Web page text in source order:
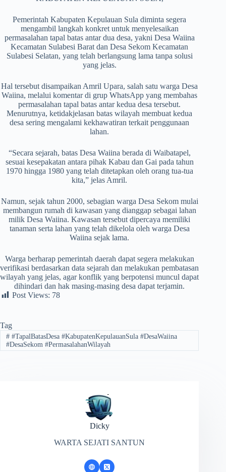
Pemerintah Kabupaten Kepulauan Sula diminta segera
mengambil langkah konkret untuk menyelesaikan
permasalahan tapal batas antar dua desa, yakni Desa Waiina
Kecamatan Sulabesi Barat dan Desa Sekom Kecamatan
Sulabesi Selatan, yang telah berlangsung lama tanpa solusi
yang jelas.
Hal tersebut disampaikan Amril Upara, salah satu warga Desa
Waiina, melalui komentar di grup WhatsApp yang membahas
permasalahan tapal batas antar kedua desa tersebut.
Menurutnya, ketidakjelasan batas wilayah membuat kedua
desa sering mengalami kekhawatiran terkait penggunaan
lahan.
“Secara sejarah, batas Desa Waiina berada di Waibatapel,
sesuai kesepakatan antara pihak Kabau dan Gai pada tahun
1970 hingga 1980 yang telah ditetapkan oleh orang tua-tua
kita,” jelas Amril.
Namun, sejak tahun 2000, sebagian warga Desa Sekom mulai
membangun rumah di kawasan yang dianggap sebagai lahan
milik Desa Waiina. Kawasan tersebut dipercaya memiliki
tanaman serta lahan yang telah dikelola oleh warga Desa
Waiina sejak lama.
Warga berharap pemerintah daerah dapat segera melakukan
verifikasi berdasarkan data sejarah dan melakukan pembatasan
wilayah yang jelas, agar konflik yang berpotensi muncul dapat
dihindari dan hak masing-masing desa dapat terjamin.
Post Views: 78
Tag
##TapalBatasDesa ​#KabupatenKepulauanSula ​#DesaWaiina ​
#DesaSekom ​#PermasalahanWilayah
Dicky
WARTA SEJATI SANTUN